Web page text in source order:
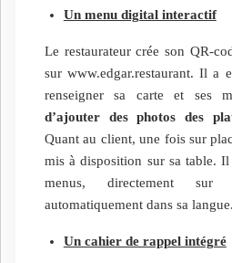
Un menu digital interactif
Le restaurateur crée son QR-
sur www.edgar.restaurant. Il a
renseigner sa carte et ses
d’ajouter des photos des
Quant au client, une fois sur
mis à disposition sur sa table.
menus, directement
automatiquement dans sa langue.
Un cahier de rappel intégré